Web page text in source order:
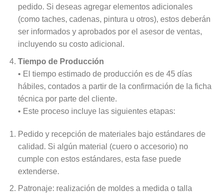
pedido. Si deseas agregar elementos adicionales
(como taches, cadenas, pintura u otros), estos deberán
ser informados y aprobados por el asesor de ventas,
incluyendo su costo adicional.
Tiempo de Producción
• El tiempo estimado de producción es de 45 días
hábiles, contados a partir de la confirmación de la ficha
técnica por parte del cliente.
• Este proceso incluye las siguientes etapas:
Pedido y recepción de materiales bajo estándares de
calidad. Si algún material (cuero o accesorio) no
cumple con estos estándares, esta fase puede
extenderse.
Patronaje: realización de moldes a medida o talla